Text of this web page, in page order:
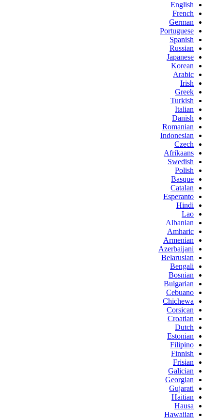
English
French
German
Portuguese
Spanish
Russian
Japanese
Korean
Arabic
Irish
Greek
Turkish
Italian
Danish
Romanian
Indonesian
Czech
Afrikaans
Swedish
Polish
Basque
Catalan
Esperanto
Hindi
Lao
Albanian
Amharic
Armenian
Azerbaijani
Belarusian
Bengali
Bosnian
Bulgarian
Cebuano
Chichewa
Corsican
Croatian
Dutch
Estonian
Filipino
Finnish
Frisian
Galician
Georgian
Gujarati
Haitian
Hausa
Hawaiian